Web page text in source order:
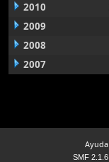
2010
2009
2008
2007
Ayuda
SMF